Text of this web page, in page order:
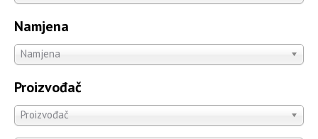
Namjena
Namjena
Proizvođač
Proizvođač